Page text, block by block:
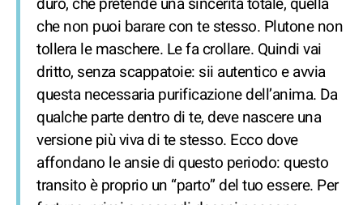
che non puoi barare con te stesso. Plutone non
tollera le maschere. Le fa crollare. Quindi vai
dritto, senza scappatoie: sii autentico e avvia
questa necessaria purificazione dell’anima. Da
qualche parte dentro di te, deve nascere una
versione più viva di te stesso. Ecco dove
affondano le ansie di questo periodo: questo
transito è proprio un “parto” del tuo essere. Per